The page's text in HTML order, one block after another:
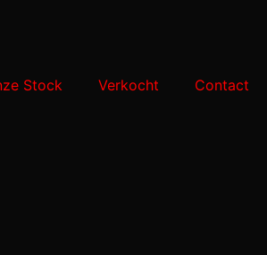
Stock Verkocht Contact